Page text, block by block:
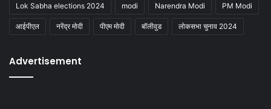
Lok Sabha elections 2024 modi Narendra Modi PM Modi
आईपीएल नरेंद्र मोदी पीएम मोदी बॉलीवुड लोकसभा चुनाव 2024
Advertisement